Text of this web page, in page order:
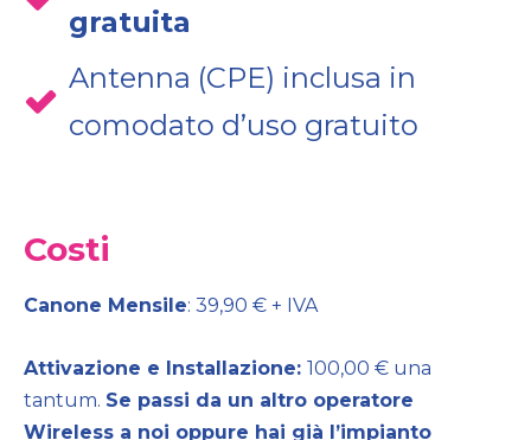
gratuita
Antenna (CPE) inclusa in
comodato d’uso gratuito
Costi
Canone Mensile: 39,90 € + IVA
Attivazione e Installazione: 100,00 € una
tantum. Se passi da un altro operatore
Wireless a noi oppure hai già l’impianto